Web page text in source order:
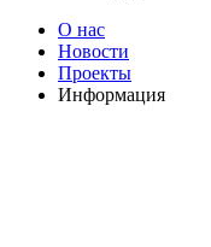
О нас
Новости
Проекты
Информация